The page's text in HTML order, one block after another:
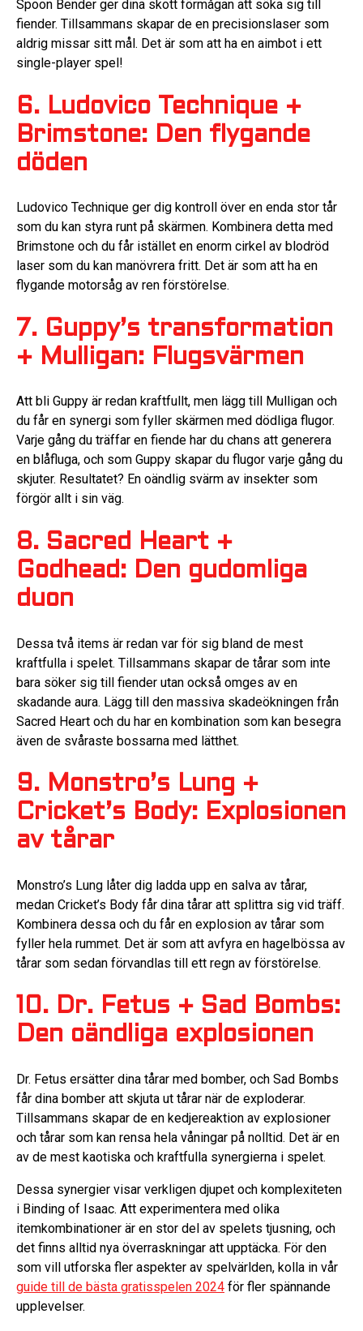
Spoon Bender ger dina skott förmågan att söka sig till
fiender. Tillsammans skapar de en precisionslaser som
aldrig missar sitt mål. Det är som att ha en aimbot i ett
single-player spel!
6. Ludovico Technique +
Brimstone: Den flygande
döden
Ludovico Technique ger dig kontroll över en enda stor tår
som du kan styra runt på skärmen. Kombinera detta med
Brimstone och du får istället en enorm cirkel av blodröd
laser som du kan manövrera fritt. Det är som att ha en
flygande motorsåg av ren förstörelse.
7. Guppy’s transformation
+ Mulligan: Flugsvärmen
Att bli Guppy är redan kraftfullt, men lägg till Mulligan och
du får en synergi som fyller skärmen med dödliga flugor.
Varje gång du träffar en fiende har du chans att generera
en blåfluga, och som Guppy skapar du flugor varje gång du
skjuter. Resultatet? En oändlig svärm av insekter som
förgör allt i sin väg.
8. Sacred Heart +
Godhead: Den gudomliga
duon
Dessa två items är redan var för sig bland de mest
kraftfulla i spelet. Tillsammans skapar de tårar som inte
bara söker sig till fiender utan också omges av en
skadande aura. Lägg till den massiva skadeökningen från
Sacred Heart och du har en kombination som kan besegra
även de svåraste bossarna med lätthet.
9. Monstro’s Lung +
Cricket’s Body: Explosionen
av tårar
Monstro’s Lung låter dig ladda upp en salva av tårar,
medan Cricket’s Body får dina tårar att splittra sig vid träff.
Kombinera dessa och du får en explosion av tårar som
fyller hela rummet. Det är som att avfyra en hagelbössa av
tårar som sedan förvandlas till ett regn av förstörelse.
10. Dr. Fetus + Sad Bombs:
Den oändliga explosionen
Dr. Fetus ersätter dina tårar med bomber, och Sad Bombs
får dina bomber att skjuta ut tårar när de exploderar.
Tillsammans skapar de en kedjereaktion av explosioner
och tårar som kan rensa hela våningar på nolltid. Det är en
av de mest kaotiska och kraftfulla synergierna i spelet.
Dessa synergier visar verkligen djupet och komplexiteten
i Binding of Isaac. Att experimentera med olika
itemkombinationer är en stor del av spelets tjusning, och
det finns alltid nya överraskningar att upptäcka. För den
som vill utforska fler aspekter av spelvärlden, kolla in vår
guide till de bästa gratisspelen 2024 för fler spännande
upplevelser.